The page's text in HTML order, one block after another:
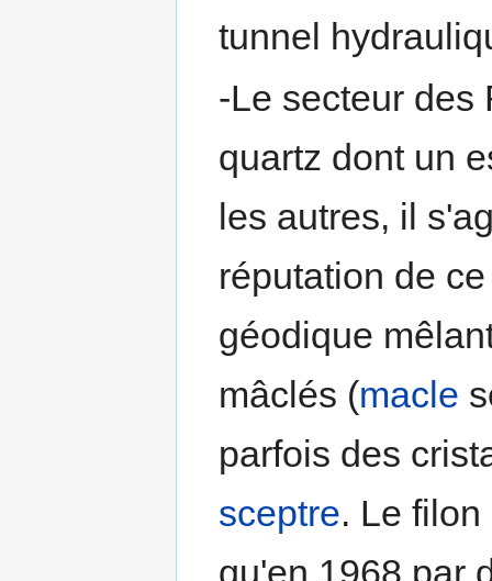
tunnel
-Le secteur des
quartz dont un
les autres, il
réputation de
géodique
mâclés (macle
parfois des
sceptre. Le
qu'en 1968 par